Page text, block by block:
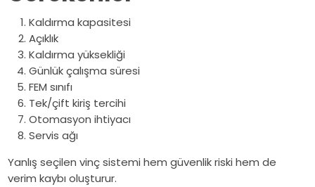
Kaldırma kapasitesi
Açıklık
Kaldırma yüksekliği
Günlük çalışma süresi
FEM sınıfı
Tek/çift kiriş tercihi
Otomasyon ihtiyacı
Servis ağı
Yanlış seçilen vinç sistemi hem güvenlik riski hem de
verim kaybı oluşturur.